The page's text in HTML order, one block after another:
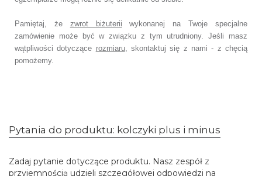
Pamiętaj, że zwrot biżuterii wykonanej na Twoje specjalne
zamówienie może być w związku z tym utrudniony. Jeśli masz
wątpliwości dotyczące rozmiaru,skontaktuj się z nami - z chęcią
pomożemy.
Pytania do produktu: kolczyki plus i minus
Zadaj pytanie dotyczące produktu. Nasz zespół z
przyjemnością udzieli szczegółowej odpowiedzi na